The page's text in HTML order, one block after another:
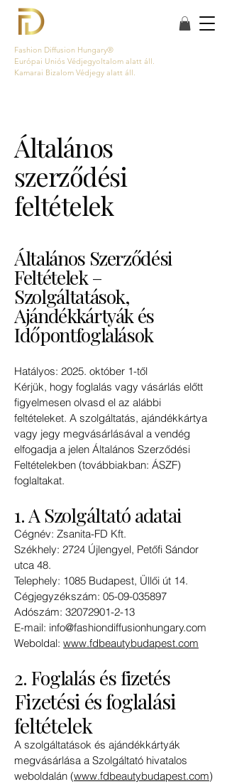
Fashion Diffusion Hungary®
Európai Uniós Védjegyoltalom alatt áll.
Kamarai Bizalom Védjegy alatt áll.
Általános
szerződési
feltételek
Általános Szerződési
Feltételek –
Szolgáltatások,
Ajándékkártyák és
Időpontfoglalások
Hatályos: 2025. október 1-től
Kérjük, hogy foglalás vagy vásárlás előtt
figyelmesen olvasd el az alábbi
feltételeket. A szolgáltatás, ajándékkártya
vagy jegy megvásárlásával a vendég
elfogadja a jelen Általános Szerződési
Feltételekben (továbbiakban: ÁSZF)
foglaltakat.
1. A Szolgáltató adatai
Cégnév: Zsanita-FD Kft.
Székhely: 2724 Újlengyel, Petőfi Sándor
utca 48.
Telephely: 1085 Budapest, Üllői út 14.
Cégjegyzékszám: 05-09-035897
Adószám: 32072901-2-13
E-mail: info@fashiondiffusionhungary.com
Weboldal: www.fdbeautybudapest.com
2. Foglalás és fizetés
Fizetési és foglalási
feltételek
A szolgáltatások és ajándékkártyák
megvásárlása a Szolgáltató hivatalos
weboldalán (www.fdbeautybudapest.com)